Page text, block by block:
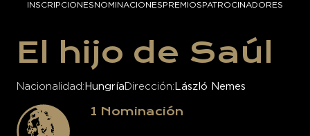
INSCRIPCIONESNOMINACIONESPREMIOSPATROCINADORES
El hijo de Saúl
Nacionalidad Hungría Dirección László Nemes
1 Nominación